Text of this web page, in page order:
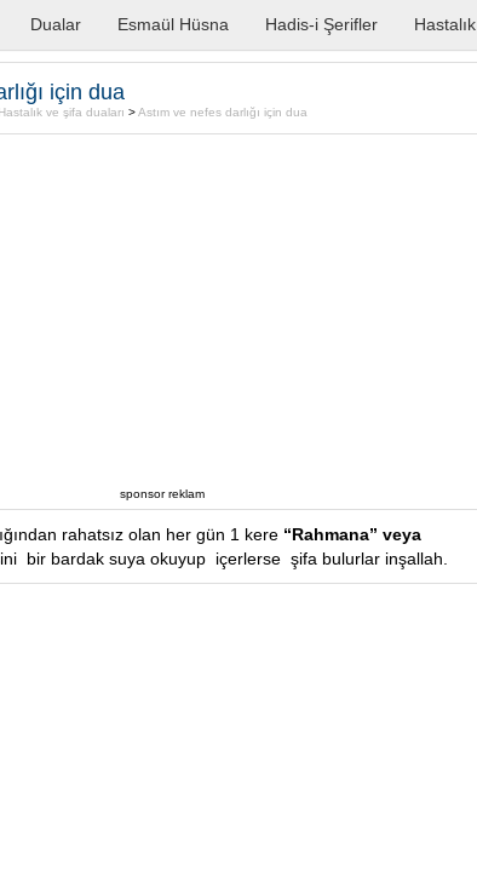
Dualar Esmaül Hüsna Hadis-i Şerifler Hastalık
için dua
Hastalık ve şifa duaları >Astım ve nefes darlığı için dua
sponsor reklam
rahatsız olan her gün 1 kere “Rahmana” veya
bir bardak suya okuyup içerlerse şifa bulurlar inşallah.